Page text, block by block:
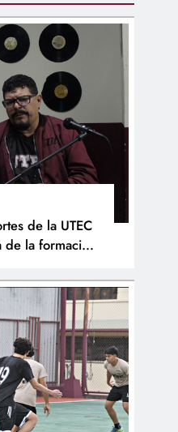
de la UTEC
la formación